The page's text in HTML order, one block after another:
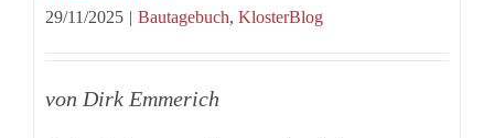
29/11/2025 | Bautagebuch, KlosterBlog
von Dirk Emmerich